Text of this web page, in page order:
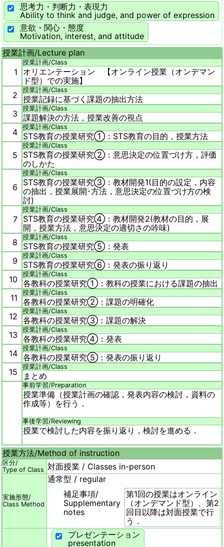
思考力・判断力・表現力
Ability to think and judge, and power of expression
意欲・関心・態度
Motivation, interest, and attitude
授業計画/Lecture plan
1
授業計画/Class
オリエンテーション 【オンライン授業（オンデマン
ド型）での実施】
2
授業計画/Class
授業記録に基づく課題の抽出方法
3
授業計画/Class
課題解決の方法，授業改善の視点
4
授業計画/Class
STS教育の授業研究①：STS教育の目的，授業方法
5
授業計画/Class
STS教育の授業研究②：意思決定の位置づけ方，評価
のしかた
6
授業計画/Class
STS教育の授業研究③：教材開発1(目的の設定，内容
の抽出，授業展開･方法，意思決定の位置づけ方の検
討)
7
授業計画/Class
STS教育の授業研究④：教材開発2(教材の目的，展
開，授業方法，意思決定の適切さの吟味)
8
授業計画/Class
STS教育の授業研究⑤：発表
9
授業計画/Class
STS教育の授業研究⑥：発表の振り返り
10
授業計画/Class
各教科の授業研究①：教科の授業における課題の抽出
11
授業計画/Class
各教科の授業研究②：課題の明確化
12
授業計画/Class
各教科の授業研究③：課題の解決
13
授業計画/Class
各教科の授業研究④：発表
14
授業計画/Class
各教科の授業研究⑤：発表の振り返り
15
授業計画/Class
まとめ
事前学習/Preparation
授業準備（授業計画の確認，発表内容の検討，資料の
作成等）を行う．
事後学習/Reviewing
授業で検討した内容を振り返り，検討を進める．
授業方法/Method of instruction
区分/
Type of Class 対面授業 / Classes in-person
実施形態/
Class Method
通常型 / regular
補足事項/
Supplementary
notes
第1回の授業はオンライン
（オンデマンド型）、第2
回目以降は対面授業で行
う．
プレゼンテーション
presentation